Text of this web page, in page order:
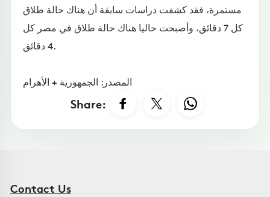
مستمرة، فقد كشفت دراسات سابقة أن هناك حالة طلاق
كل 7 دقائق، وأصبحت حاليا هناك حالة طلاق في مصر كل
4 دقائق.
المصدر: الجمهورية + الأهرام
Share:
Contact Us